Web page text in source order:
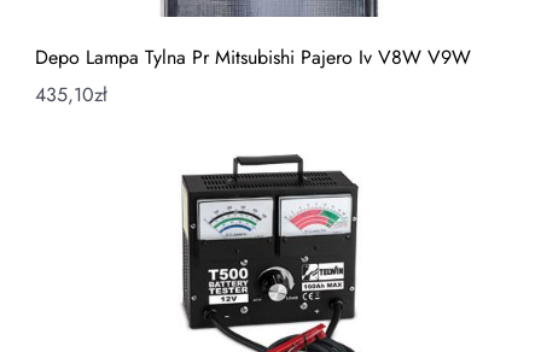
Depo Lampa Tylna Pr Mitsubishi Pajero Iv V8W V9W
435,10zł